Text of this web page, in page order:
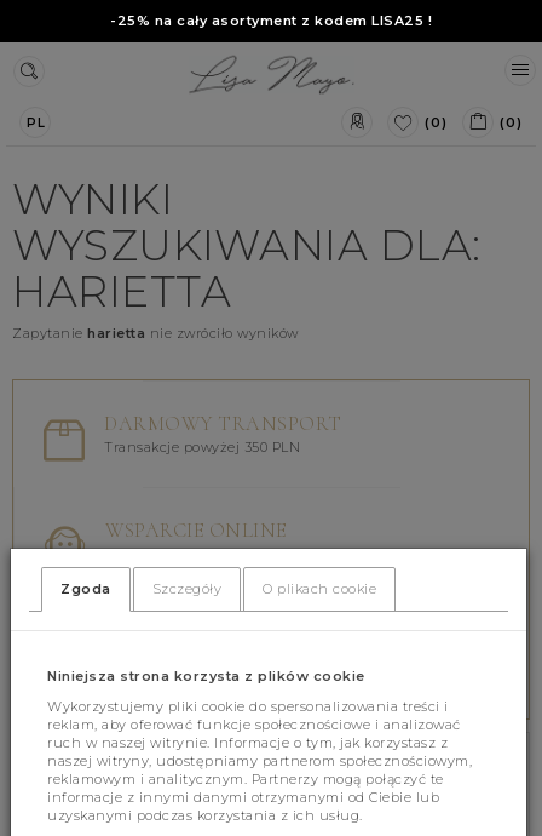
-25% na cały asortyment z kodem LISA25 !
PL (0) (0)
WYNIKI
WYSZUKIWANIA DLA:
HARIETTA
Zapytanie harietta nie zwróciło wyników
DARMOWY TRANSPORT
Transakcje powyżej 350 PLN
WSPARCIE ONLINE
Wspieramy online 8.00-16.00
tel. 578 552 642
Zabezpieczamy wszystkie płatności
NEWSLETTER
ZAPISZ SIĘ BEZPŁATNIE NA NEWSLETTER!
Zgoda Szczegóły O plikach cookie
Niniejsza strona korzysta z plików cookie
Wykorzystujemy pliki cookie do spersonalizowania treści i
reklam, aby oferować funkcje społecznościowe i analizować
ruch w naszej witrynie. Informacje o tym, jak korzystasz z
naszej witryny, udostępniamy partnerom społecznościowym,
reklamowym i analitycznym. Partnerzy mogą połączyć te
informacje z innymi danymi otrzymanymi od Ciebie lub
uzyskanymi podczas korzystania z ich usług.